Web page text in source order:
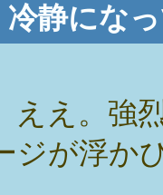
静にな
ええ。強
ジが浮か